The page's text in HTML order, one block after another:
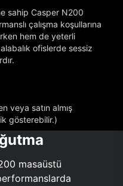
sahip Casper N200
çalışma koşullarına
hem de yeterli
ofislerde sessiz
veya satın almış
gösterebilir.)
masaüstü